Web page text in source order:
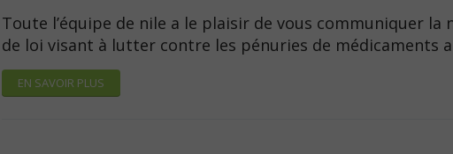
Toute l’équipe de nile a le plaisir de vous communiquer
de loi visant à lutter contre les pénuries de médicaments
EN SAVOIR PLUS